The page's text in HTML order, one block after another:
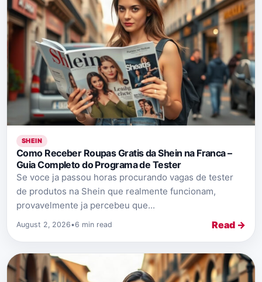
SHEIN
Como Receber Roupas Gratis da Shein na Franca –
Guia Completo do Programa de Tester
Se voce ja passou horas procurando vagas de tester
de produtos na Shein que realmente funcionam,
provavelmente ja percebeu que...
August 2, 2026•6 min read Read →